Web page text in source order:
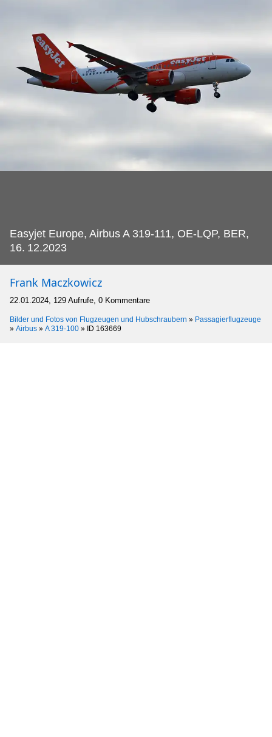
Easyjet Europe, Airbus A 319-111, OE-LQP, BER,
16. 12.2023
Frank Maczkowicz
22.01.2024, 129 Aufrufe, 0 Kommentare
Bilder und Fotos von Flugzeugen und Hubschraubern » Passagierflugzeuge
» Airbus » A 319-100 » ID 163669